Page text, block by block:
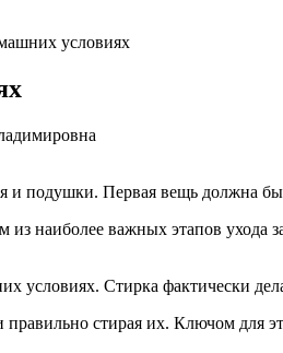
условиях
и подушки. Первая вещь должна
наиболее важных этапов ухода
условиях. Стирка фактически
стирая их. Ключом для